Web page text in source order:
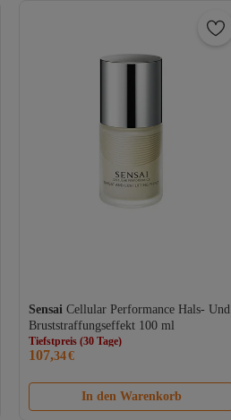
Sensai Cellular Performance Hals- Und
Bruststraffungseffekt 100 ml
Versand Kostenlos
Gratis Versand
Tiefstpreis (30 Tage)
107,34€
In den Warenkorb